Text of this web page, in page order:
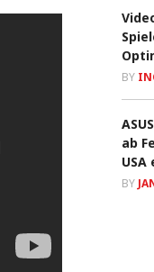
BY
ab
BY